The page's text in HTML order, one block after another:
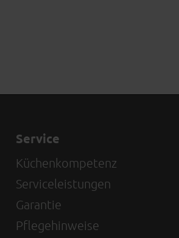
Service
Küchenkompetenz
Serviceleistungen
Garantie
Pflegehinweise